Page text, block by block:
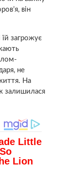
він
їй загрожує
не
На
залишилася